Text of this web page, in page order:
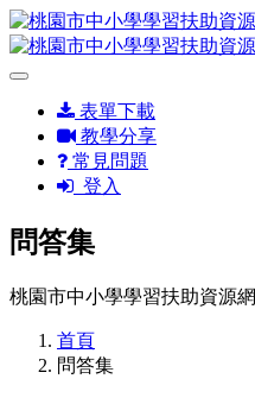
表單下載
教學分享
常見問題
登入
問答集
桃園市中小學學習扶助資源網
首頁
問答集